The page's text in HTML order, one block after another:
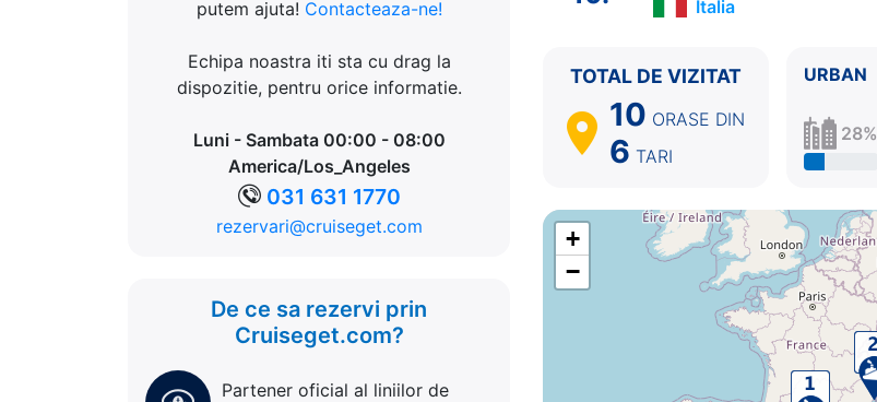
putem ajuta! Contacteaza-ne!
Echipa noastra iti sta cu drag la
dispozitie, pentru orice informatie.
Luni - Sambata 00:00 - 08:00
America/Los_Angeles
031 631 1770
rezervari@cruiseget.com
De ce sa rezervi prin
Cruiseget.com?
Partener oficial al liniilor de
10. Ravenna Italia 06:00 - ⚓
Italia
TOTAL DE VIZITAT
10 ORASE DIN
6 TARI
URBAN
28%
+
−